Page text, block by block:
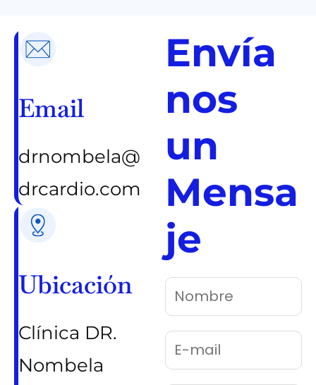
Email
drnombela@
drcardio.com
Ubicación
Clínica DR.
Nombela
Envía
nos
un
Mensa
je